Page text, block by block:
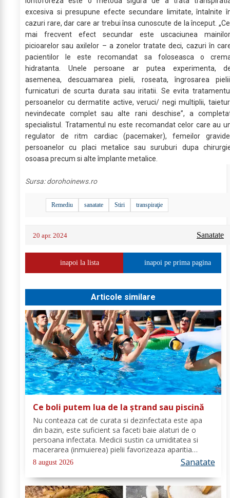
excesiva si presupune efecte secundare limitate, întalnite
cazuri rare, dar care ar trebui însa cunoscute de la început.
mai frecvent efect secundar este uscaciunea
picioarelor sau axilelor – a zonelor tratate deci, cazuri în
pacientilor le este recomandat sa foloseasca o
hidratanta. Unele persoane ar putea experimenta,
asemenea, descuamarea pielii, roseata, îngrosarea
furnicaturi de scurta durata sau iritatii. Se evita
persoanelor cu dermatite active, veruci/ negi multiplii,
nevindecate complet sau alte rani deschise”, a
specialistul. Tratamentul nu este recomandat celor care au
regulator de ritm cardiac (pacemaker), femeilor
persoanelor cu placi metalice sau suruburi dupa
osoasa precum si alte împlante metalice.
Sursa:dorohoinews.ro
Remediu sanatate Stiri transpiraţie
20 apr. 2024 Sanatate
inapoi la lista inapoi pe prima pagina
Articole similare
Ce boli putem lua de la ștrand sau piscină
Nu conteaza cat de curata si dezinfectata este apa
din bazin, este suficient sa faceti baie alaturi de o
persoana infectata. Medicii sustin ca umiditatea si
macerarea (inmuierea) pielii favorizeaza aparitia
infectiilor micotice, care prin apa se transmit mult mai
usor. Cel mai intalnit tip de...
8 august 2026 Sanatate